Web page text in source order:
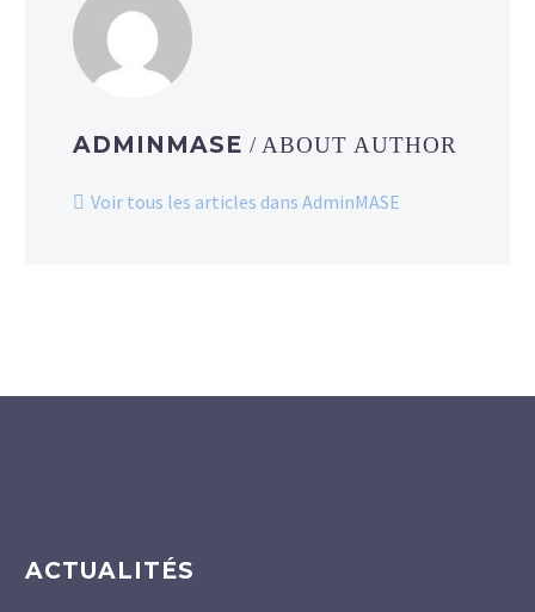
ADMINMASE / ABOUT AUTHOR
Voir tous les articles dans AdminMASE
ACTUALITÉS